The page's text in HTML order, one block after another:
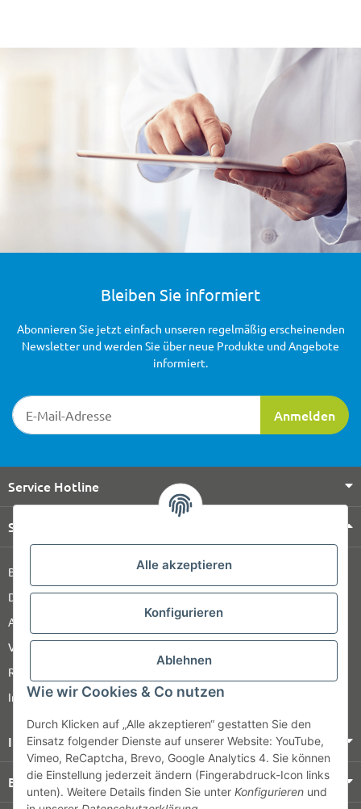
Alle akzeptieren
Konfigurieren
Ablehnen
Wie wir Cookies & Co nutzen
Durch Klicken auf „Alle akzeptieren“ gestatten Sie den
Einsatz folgender Dienste auf unserer Website: YouTube,
Vimeo, ReCaptcha, Brevo, Google Analytics 4. Sie können
die Einstellung jederzeit ändern (Fingerabdruck-Icon links
unten). Weitere Details finden Sie unter Konfigurieren und
Bleiben Sie informiert
Newsletter-Registrierung
Anmelden
Abonnieren Sie jetzt einfach unseren regelmäßig erscheinenden
Newsletter und werden Sie über neue Produkte und Angebote
informiert.
Service Hotline
Shop Service
Barrierefreiheitserklärung
Datenschutz
AGB
Versandinformationen
Retour
Impressum
Informationen
Bezahlung & Versand